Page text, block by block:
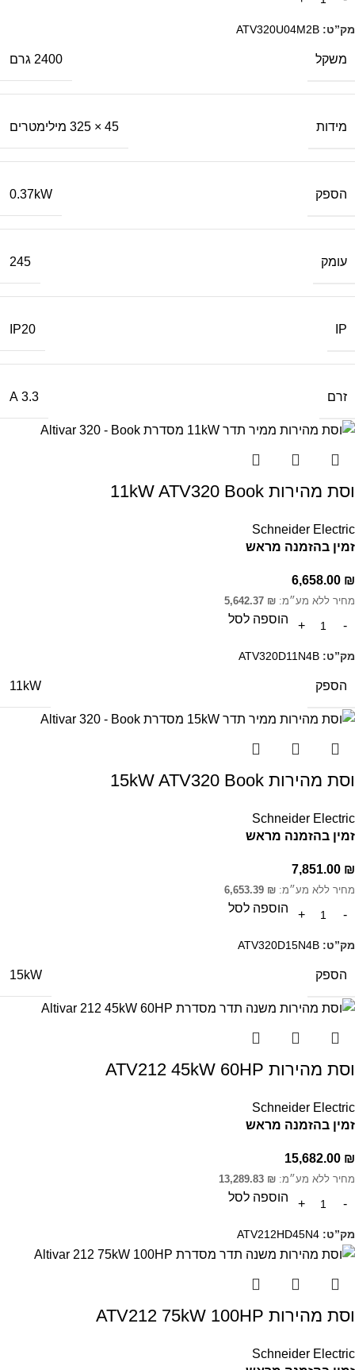
מק”ט: ATV320U04M2B
משקל 2400 גרם
מידות 45 × 325 מילימטרים
הספק 0.37kW
עומק 245
IP
IP20
זרם 3.3 A
וסת מהירות 11kW ATV320 Book
Schneider Electric
זמין בהזמנה מראש
6,658.00 ₪
מחיר ללא מע״מ: 5,642.37 ₪
הוספה לסל
מק”ט: ATV320D11N4B
הספק 11kW
וסת מהירות 15kW ATV320 Book
Schneider Electric
זמין בהזמנה מראש
7,851.00 ₪
מחיר ללא מע״מ: 6,653.39 ₪
הוספה לסל
מק”ט: ATV320D15N4B
הספק 15kW
וסת מהירות ATV212 45kW 60HP
Schneider Electric
זמין בהזמנה מראש
15,682.00 ₪
מחיר ללא מע״מ: 13,289.83 ₪
הוספה לסל
מק”ט: ATV212HD45N4
וסת מהירות ATV212 75kW 100HP
Schneider Electric